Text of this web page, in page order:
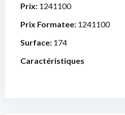
Prix: 1241100
Prix Formatee: 1241100
Surface: 174
Caractéristiques